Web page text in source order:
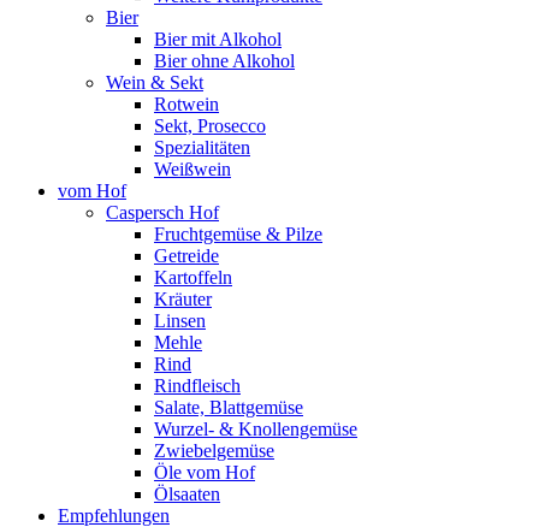
Bier
Bier mit Alkohol
Bier ohne Alkohol
Wein & Sekt
Rotwein
Sekt, Prosecco
Spezialitäten
Weißwein
vom Hof
Caspersch Hof
Fruchtgemüse & Pilze
Getreide
Kartoffeln
Kräuter
Linsen
Mehle
Rind
Rindfleisch
Salate, Blattgemüse
Wurzel- & Knollengemüse
Zwiebelgemüse
Öle vom Hof
Ölsaaten
Empfehlungen